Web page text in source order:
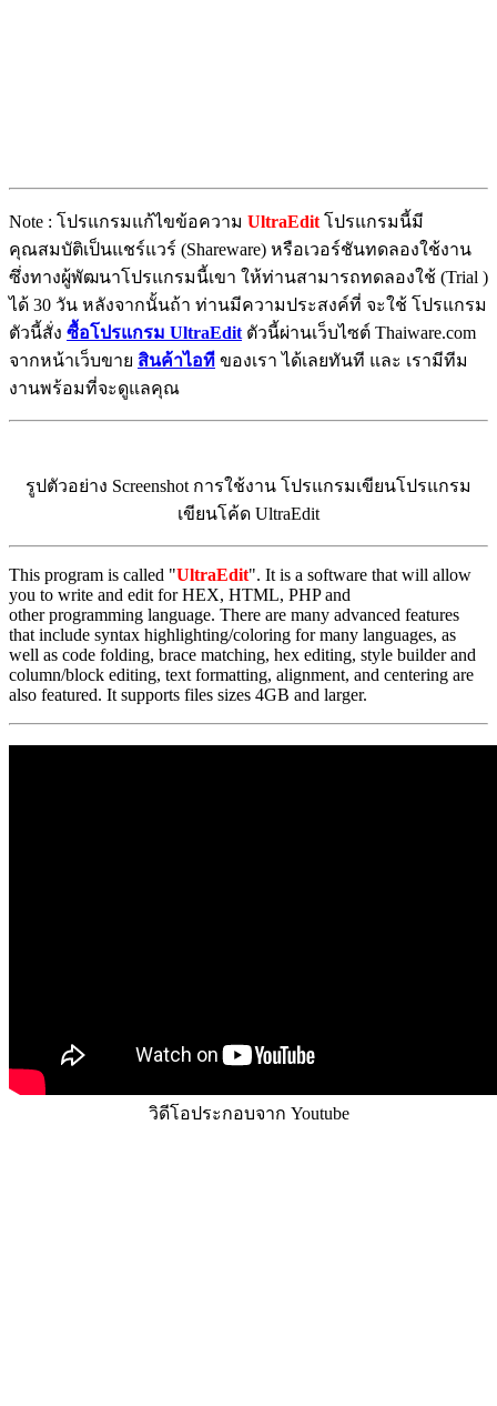
Note : โปรแกรมแก้ไขข้อความ UltraEdit โปรแกรมนี้มี
คุณสมบัติเป็นแชร์แวร์ (Shareware) หรือเวอร์ชันทดลองใช้งาน
ซึ่งทางผู้พัฒนาโปรแกรมนี้เขา ให้ท่านสามารถทดลองใช้ (Trial )
ได้ 30 วัน หลังจากนั้นถ้า ท่านมีความประสงค์ที่ จะใช้ โปรแกรม
ตัวนี้สั่ง ซื้อโปรแกรม UltraEdit ตัวนี้ผ่านเว็บไซต์ Thaiware.com
จากหน้าเว็บขาย สินค้าไอที ของเรา ได้เลยทันที และ เรามีทีม
งานพร้อมที่จะดูแลคุณ
รูปตัวอย่าง Screenshot การใช้งาน โปรแกรมเขียนโปรแกรม
เขียนโค้ด UltraEdit
This program is called "UltraEdit". It is a software that will allow
you to write and edit for HEX, HTML, PHP and
other programming language. There are many advanced features
that include syntax highlighting/coloring for many languages, as
well as code folding, brace matching, hex editing, style builder and
column/block editing, text formatting, alignment, and centering are
also featured. It supports files sizes 4GB and larger.
วิดีโอประกอบจาก Youtube